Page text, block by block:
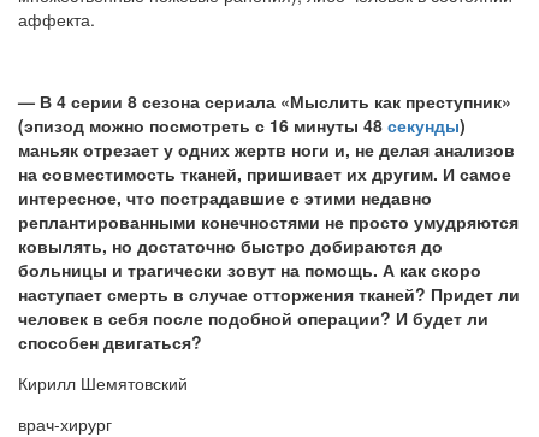
аффекта.
— В 4 серии 8 сезона сериала «Мыслить как преступник»
(эпизод можно посмотреть с 16 минуты 48 секунды)
маньяк отрезает у одних жертв ноги и, не делая анализов
на совместимость тканей, пришивает их другим. И самое
интересное, что пострадавшие с этими недавно
реплантированными конечностями не просто умудряются
ковылять, но достаточно быстро добираются до
больницы и трагически зовут на помощь. А как скоро
наступает смерть в случае отторжения тканей? Придет ли
человек в себя после подобной операции? И будет ли
способен двигаться?
Кирилл Шемятовский
врач-хирург